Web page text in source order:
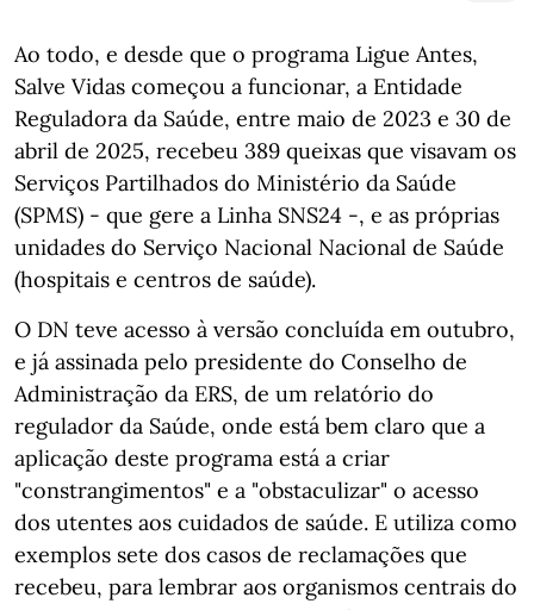
Ao todo, e desde que o programa Ligue Antes,
Salve Vidas começou a funcionar, a Entidade
Reguladora da Saúde, entre maio de 2023 e 30 de
abril de 2025, recebeu 389 queixas que visavam os
Serviços Partilhados do Ministério da Saúde
(SPMS) - que gere a Linha SNS24 -, e as próprias
unidades do Serviço Nacional Nacional de Saúde
(hospitais e centros de saúde).
O DN teve acesso à versão concluída em outubro,
e já assinada pelo presidente do Conselho de
Administração da ERS, de um relatório do
regulador da Saúde, onde está bem claro que a
aplicação deste programa está a criar
"constrangimentos" e a "obstaculizar" o acesso
dos utentes aos cuidados de saúde. E utiliza como
exemplos sete dos casos de reclamações que
recebeu, para lembrar aos organismos centrais do